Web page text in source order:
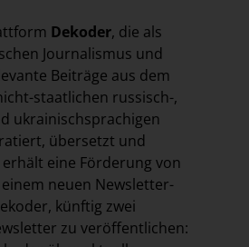
Dekoder, die als
Journalismus und
Beiträge aus dem
staatlichen russisch-,
ukrainischsprachigen
übersetzt und
eine Förderung von
neuen Newsletter-
künftig zwei
zu veröffentlichen: